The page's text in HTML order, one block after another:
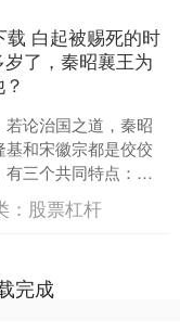
白起被赐死的时
了，秦昭襄王为
论治国之道，秦昭
基和宋徽宗都是佼佼
三个共同特点：首
局严密；其次是用
除异己；....
： 股票杠杆
完成